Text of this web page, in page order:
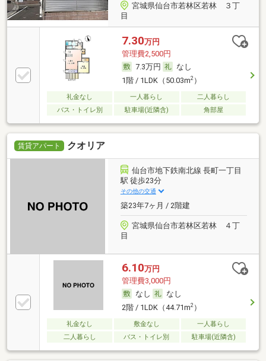
宮城県仙台市若林区若林 ３丁
目
7.30万円
管理費2,500円
7.3万円
なし
1階 / 1LDK（50.03m2）
礼金なし 一人暮らし
二人暮らし
バス・トイレ別
駐車場(近隣含) 角部屋
賃貸アパート クオリア
仙台市地下鉄南北線 長町一丁目
駅 徒歩23分
その他の交通
築23年7ヶ月 / 2階建
宮城県仙台市若林区若林 ４丁
目
6.10万円
管理費3,000円
なし
なし
2階 / 1LDK（44.71m2）
礼金なし 敷金なし
一人暮らし
二人暮らし
バス・トイレ別 駐車場(近隣含)